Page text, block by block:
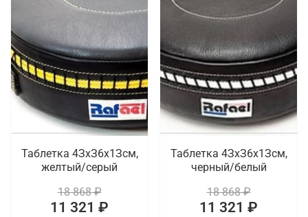
Таблетка 4ЗхЗ6х1Зсм,
желтый/серый
18 868 ₽
11 321 ₽
Таблетка 4ЗхЗ6х1Зсм,
черный/белый
18 868 ₽
11 321 ₽